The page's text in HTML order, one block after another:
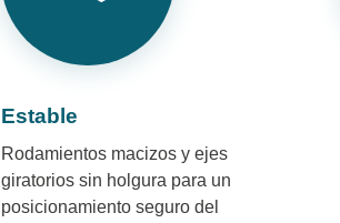
Estable
Rodamientos macizos y ejes
giratorios sin holgura para un
posicionamiento seguro del